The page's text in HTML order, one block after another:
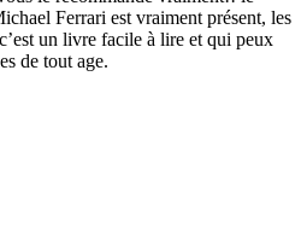
Ferrari est vraiment présent, les
un livre facile à lire et qui peux
de tout age.